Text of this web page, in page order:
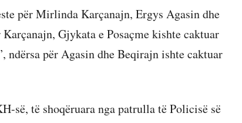
për Mirlinda Karçanajn, Ergys Agasin dhe
Gjykata e Posaçme kishte caktuar
ndërsa për Agasin dhe Beqirajn ishte caktuar
së, të shoqëruara nga patrulla të Policisë së